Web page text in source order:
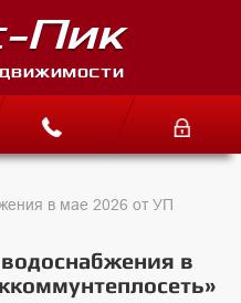
в мае 2026 от УП
в